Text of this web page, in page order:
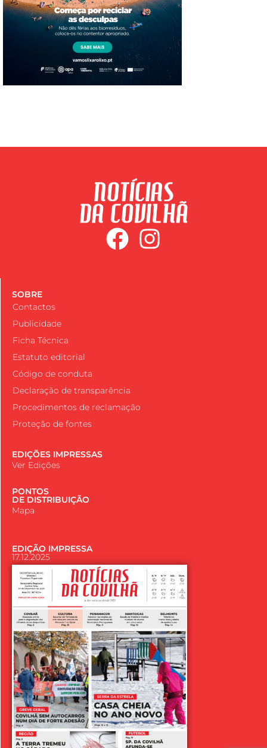
SOBRE
Contactos
Publicidade
Ficha Técnica
Estatuto editorial
Código de conduta
Declaração de transparência
Procedimentos de reclamação
Proteção de fontes
EDIÇÕES IMPRESSAS
Ver Edições
PONTOS
DE DISTRIBUIÇÃO
Mapa
EDIÇÃO IMPRESSA
17.12.2025